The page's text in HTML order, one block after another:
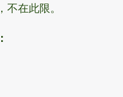
在此限。